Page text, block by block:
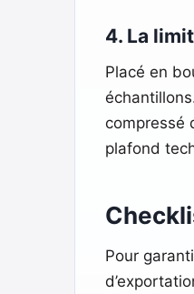
4. La
Placé en
compressé
plafond
Pour